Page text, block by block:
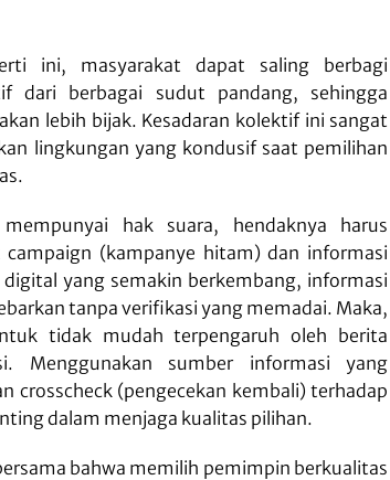
ini, masyarakat dapat saling berbagi
dari berbagai sudut pandang, sehingga
lebih bijak. Kesadaran kolektif ini sangat
lingkungan yang kondusif saat pemilihan
hak suara, hendaknya harus
campaign (kampanye hitam) dan informasi
yang semakin berkembang, informasi
tanpa verifikasi yang memadai. Maka,
tidak mudah terpengaruh oleh berita
Menggunakan sumber informasi yang
crosscheck (pengecekan kembali) terhadap
dalam menjaga kualitas pilihan.
bahwa memilih pemimpin berkualitas